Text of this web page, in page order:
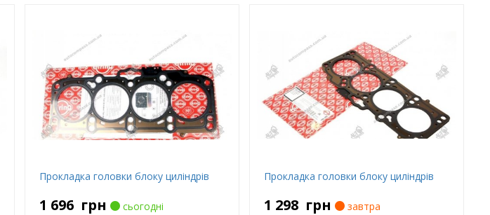
Прокладка головки блоку циліндрів
1 696 грн
сьогодні
Прокладка головки блоку циліндрів
1 298 грн
завтра